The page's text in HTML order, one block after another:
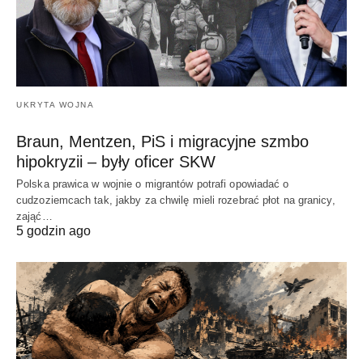
UKRYTA WOJNA
Braun, Mentzen, PiS i migracyjne szmbo
hipokryzii – były oficer SKW
Polska prawica w wojnie o migrantów potrafi opowiadać o
cudzoziemcach tak, jakby za chwilę mieli rozebrać płot na granicy,
zająć…
5 godzin ago